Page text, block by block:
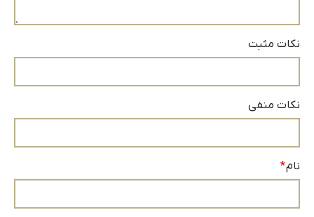
نکات مثبت
نکات منفی
نام*